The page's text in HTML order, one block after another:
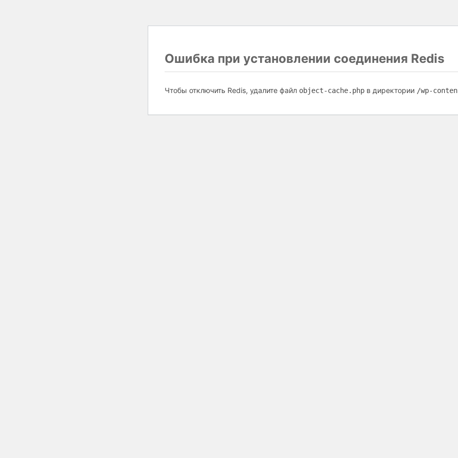
Ошибка при установлении соединения Redis
Чтобы отключить Redis, удалите файл object-cache.php в директории /wp-